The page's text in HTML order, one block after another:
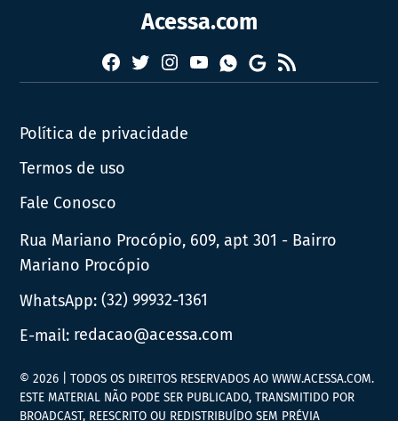
Acessa.com
Facebook
TwitterInstagram
YouTubeWhatsapp
Google
News
RSS
Política de privacidade
Termos de uso
Fale Conosco
Rua Mariano Procópio, 609, apt 301 - Bairro
Mariano Procópio
WhatsApp:(32) 99932-1361
E-mail: redacao@acessa.com
© 2026 | TODOS OS DIREITOS RESERVADOS AO WWW.ACESSA.COM.
ESTE MATERIAL NÃO PODE SER PUBLICADO, TRANSMITIDO POR
BROADCAST, REESCRITO OU REDISTRIBUÍDO SEM PRÉVIA